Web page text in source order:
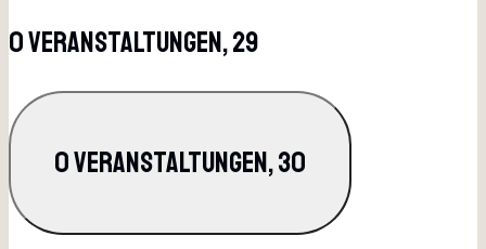
0 Veranstaltungen,29
0 Veranstaltungen,30